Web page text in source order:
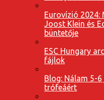
Eurovízió 2024:
Joost Klein és
büntetője
ESC Hungary
fájlok
Blog: Nálam 5-
trófeáért